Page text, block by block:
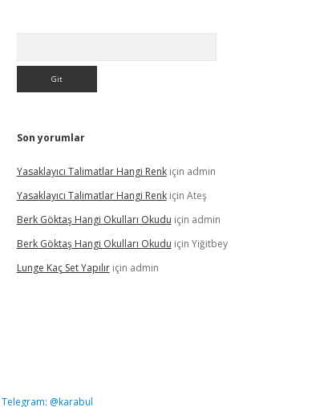
Son yorumlar
Yasaklayıcı Talimatlar Hangi Renkiçin admin
Yasaklayıcı Talimatlar Hangi Renkiçin Ateş
Berk Göktaş Hangi Okulları Okudu için admin
Berk Göktaş Hangi Okulları Okudu için Yiğitbey
Lunge Kaç Set Yapılıriçin admin
Telegram: @karabul